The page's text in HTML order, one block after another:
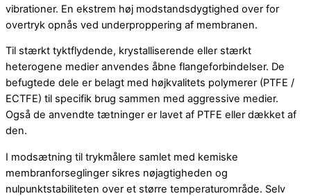
vibrationer. En ekstrem høj modstandsdygtighed over for
overtryk opnås ved underproppering af membranen.
Til stærkt tyktflydende, krystalliserende eller stærkt
heterogene medier anvendes åbne flangeforbindelser. De
befugtede dele er belagt med højkvalitets polymerer (PTFE /
ECTFE) til specifik brug sammen med aggressive medier.
Også de anvendte tætninger er lavet af PTFE eller dækket af
den.
I modsætning til trykmålere samlet med kemiske
membranforseglinger sikres nøjagtigheden og
nulpunktstabiliteten over et større temperaturområde. Selv